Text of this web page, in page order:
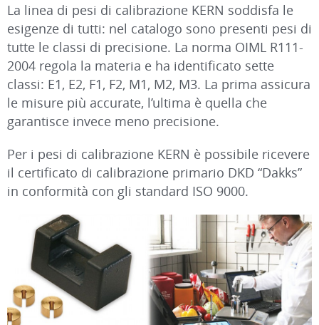
La linea di pesi di calibrazione KERN soddisfa le
esigenze di tutti: nel catalogo sono presenti pesi di
tutte le classi di precisione. La norma OIML R111-
2004 regola la materia e ha identificato sette
classi: E1, E2, F1, F2, M1, M2, M3. La prima assicura
le misure più accurate, l’ultima è quella che
garantisce invece meno precisione.
Per i pesi di calibrazione KERN è possibile ricevere
il certificato di calibrazione primario DKD “Dakks”
in conformità con gli standard ISO 9000.